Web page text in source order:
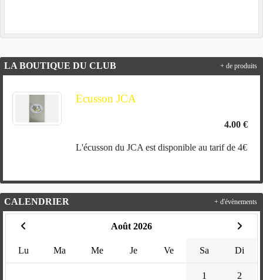
LA BOUTIQUE DU CLUB
Ecusson JCA
4.00 €
L'écusson du JCA est disponible au tarif de 4€
+ de produits
CALENDRIER
Août 2026
Lu Ma Me Je Ve Sa Di
1 2
+ d'évènements